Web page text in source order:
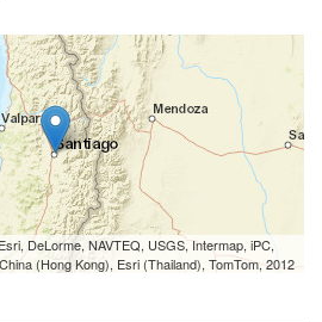
DeLorme, NAVTEQ, USGS, Intermap, iPC,
(Hong Kong), Esri (Thailand), TomTom, 2012